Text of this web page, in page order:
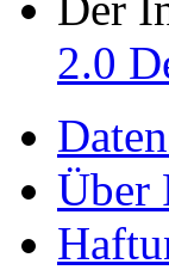
2.0
Über